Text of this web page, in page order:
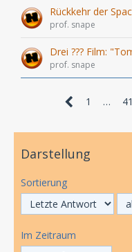
Rückkehr der
prof. snape
Drei ??? Film:
prof. snape
1 … 41
Darstellung
Sortierung
Im Zeitraum